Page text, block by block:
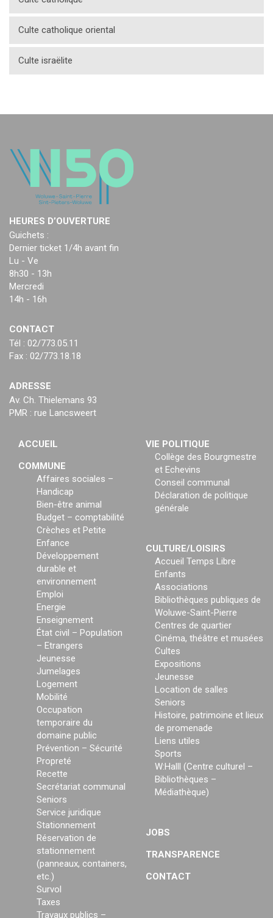
Culte catholique oriental
Culte israëlite
HEURES D’OUVERTURE
Guichets :
Dernier ticket 1/4h avant fin
Lu - Ve
8h30 - 13h
Mercredi
14h - 16h
CONTACT
Tél : 02/773.05.11
Fax : 02/773.18.18
ADRESSE
Av. Ch. Thielemans 93
PMR : rue Lancsweert
ACCUEIL
COMMUNE
Affaires sociales –
Handicap
Bien-être animal
Budget – comptabilité
Crèches et Petite
Enfance
Développement
durable et
environnement
Emploi
Energie
Enseignement
État civil – Population
– Etrangers
Jeunesse
Jumelages
Logement
Mobilité
Occupation
temporaire du
domaine public
Prévention – Sécurité
Propreté
Recette
Secrétariat communal
Seniors
Service juridique
Stationnement
Réservation de
stationnement
(panneaux, containers,
etc.)
Survol
Taxes
Travaux publics –
VIE POLITIQUE
Collège des Bourgmestre
et Echevins
Conseil communal
Déclaration de politique
générale
CULTURE/LOISIRS
Accueil Temps Libre
Enfants
Associations
Bibliothèques publiques de
Woluwe-Saint-Pierre
Centres de quartier
Cinéma, théâtre et musées
Cultes
Expositions
Jeunesse
Location de salles
Seniors
Histoire, patrimoine et lieux
de promenade
Liens utiles
Sports
W:Halll (Centre culturel –
Bibliothèques –
Médiathèque)
JOBS
TRANSPARENCE
CONTACT